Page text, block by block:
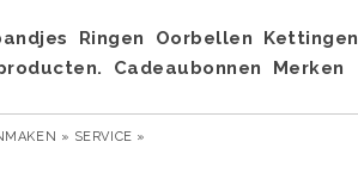
Ringen Oorbellen
Kettingen
Cadeaubonnen
Merken
» SERVICE »